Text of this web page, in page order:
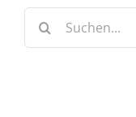
Suche
nach: